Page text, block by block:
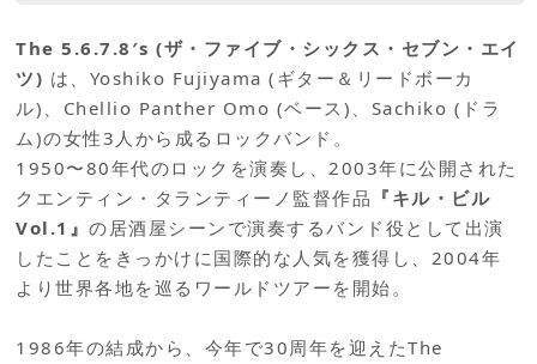
The 5.6.7.8′s (ザ・ファイブ・シックス・セブン・エイ
ツ) は、Yoshiko Fujiyama (ギター＆リードボーカ
ル)、Chellio Panther Omo (ベース)、Sachiko (ドラ
ム)の女性3人から成るロックバンド。
1950〜80年代のロックを演奏し、2003年に公開された
クエンティン・タランティーノ監督作品 『キル・ビル
Vol.1』の居酒屋シーンで演奏するバンド役として出演
したことをきっかけに国際的な人気を獲得し、2004年
より世界各地を巡るワールドツアーを開始。
1986年の結成から、今年で30周年を迎えたThe